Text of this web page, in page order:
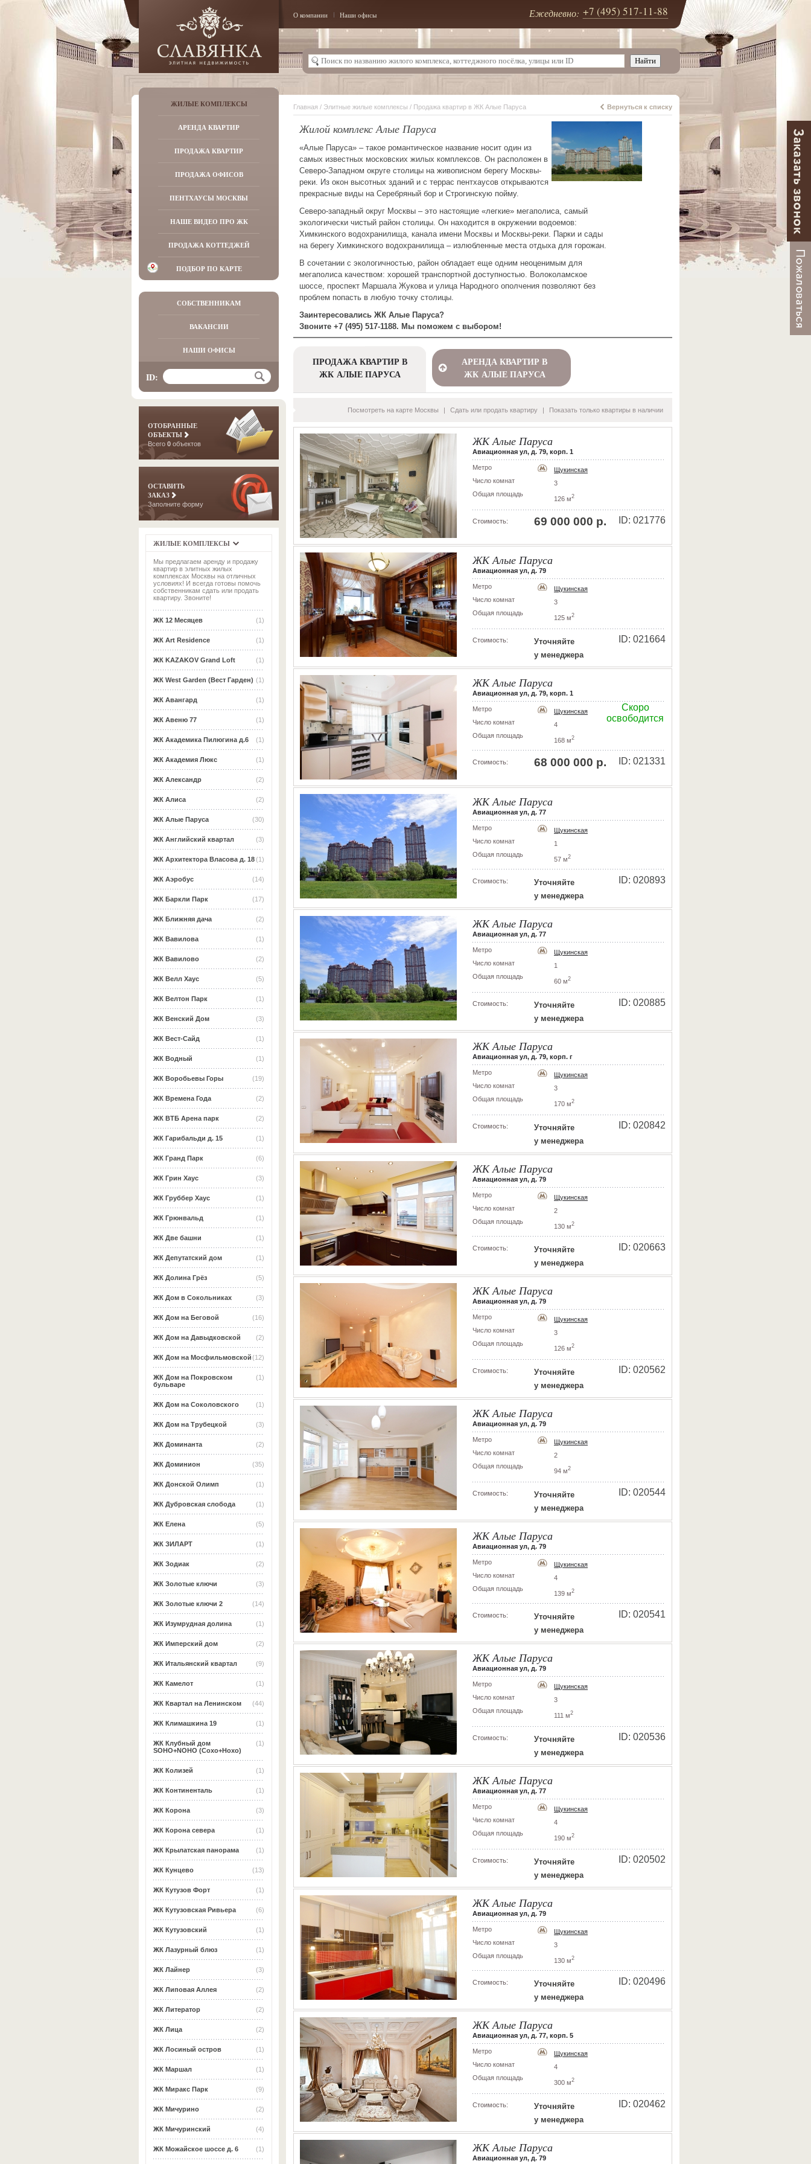
О компании Наши офисы Ежедневно: +7 (495) 517-11-88
ЖИЛЫЕ КОМПЛЕКСЫ
АРЕНДА КВАРТИР
ПРОДАЖА КВАРТИР
ПРОДАЖА ОФИСОВ
ПЕНТХАУСЫ МОСКВЫ
НАШЕ ВИДЕО ПРО ЖК
ПРОДАЖА КОТТЕДЖЕЙ
ПОДБОР ПО КАРТЕ
СОБСТВЕННИКАМ
ВАКАНСИИ
НАШИ ОФИСЫ
ID:
ОТОБРАННЫЕ
ОБЪЕКТЫ
Всего 0 объектов
ОСТАВИТЬ
ЗАКАЗ
Заполните форму
ЖИЛЫЕ КОМПЛЕКСЫ
Мы предлагаем аренду и продажу
квартир в элитных жилых
комплексах Москвы на отличных
условиях! И всегда готовы помочь
собственникам сдать или продать
квартиру. Звоните!
(1)
ЖК 12 Месяцев
(1)
ЖК Art Residence
(1)
ЖК KAZAKOV Grand Loft
(1)
ЖК West Garden (Вест Гарден)
(1)
ЖК Авангард
(1)
ЖК Авеню 77
(1)
ЖК Академика Пилюгина д.6
(1)
ЖК Академия Люкс
(2)
ЖК Александр
(2)
ЖК Алиса
(30)
ЖК Алые Паруса
(3)
ЖК Английский квартал
(1)
ЖК Архитектора Власова д. 18
(14)
ЖК Аэробус
(17)
ЖК Баркли Парк
(2)
ЖК Ближняя дача
(1)
ЖК Вавилова
(2)
ЖК Вавилово
(5)
ЖК Велл Хаус
(1)
ЖК Велтон Парк
(3)
ЖК Венский Дом
(1)
ЖК Вест-Сайд
(1)
ЖК Водный
(19)
ЖК Воробьевы Горы
(2)
ЖК Времена Года
(2)
ЖК ВТБ Арена парк
(1)
ЖК Гарибальди д. 15
(6)
ЖК Гранд Парк
(3)
ЖК Грин Хаус
(1)
ЖК Груббер Хаус
(1)
ЖК Грюнвальд
(1)
ЖК Две башни
(1)
ЖК Депутатский дом
(5)
ЖК Долина Грёз
(3)
ЖК Дом в Сокольниках
(16)
ЖК Дом на Беговой
(2)
ЖК Дом на Давыдковской
(12)
ЖК Дом на Мосфильмовской
(1)
ЖК Дом на Покровском
бульваре
(1)
ЖК Дом на Соколовского
(3)
ЖК Дом на Трубецкой
(2)
ЖК Доминанта
(35)
ЖК Доминион
(1)
ЖК Донской Олимп
(1)
ЖК Дубровская слобода
(5)
ЖК Елена
(1)
ЖК ЗИЛАРТ
(2)
ЖК Зодиак
(3)
ЖК Золотые ключи
(14)
ЖК Золотые ключи 2
(1)
ЖК Изумрудная долина
(2)
ЖК Имперский дом
(9)
ЖК Итальянский квартал
(1)
ЖК Камелот
(44)
ЖК Квартал на Ленинском
(1)
ЖК Климашкина 19
(1)
ЖК Клубный дом
SOHO+NOHO (Сохо+Нохо)
(1)
ЖК Колизей
(1)
ЖК Континенталь
(3)
ЖК Корона
(1)
ЖК Корона севера
(1)
ЖК Крылатская панорама
(13)
ЖК Кунцево
(1)
ЖК Кутузов Форт
(6)
ЖК Кутузовская Ривьера
(1)
ЖК Кутузовский
(1)
ЖК Лазурный блюз
(3)
ЖК Лайнер
(2)
ЖК Липовая Аллея
(2)
ЖК Литератор
(2)
ЖК Лица
(1)
ЖК Лосиный остров
(1)
ЖК Маршал
(9)
ЖК Миракс Парк
(2)
ЖК Мичурино
(4)
ЖК Мичуринский
(1)
ЖК Можайское шоссе д. 6
Главная / Элитные жилые комплексы / Продажа квартир в ЖК Алые Паруса Вернуться к списку
Жилой комплекс Алые Паруса
«Алые Паруса» – такое романтическое название носит один из
самых известных московских жилых комплексов. Он расположен в
Северо-Западном округе столицы на живописном берегу Москвы-
реки. Из окон высотных зданий и с террас пентхаусов открываются
прекрасные виды на Серебряный бор и Строгинскую пойму.
Северо-западный округ Москвы – это настоящие «легкие» мегаполиса, самый
экологически чистый район столицы. Он находится в окружении водоемов:
Химкинского водохранилища, канала имени Москвы и Москвы-реки. Парки и сады
на берегу Химкинского водохранилища – излюбленные места отдыха для горожан.
В сочетании с экологичностью, район обладает еще одним неоценимым для
мегаполиса качеством: хорошей транспортной доступностью. Волоколамское
шоссе, проспект Маршала Жукова и улица Народного ополчения позволяют без
проблем попасть в любую точку столицы.
Заинтересовались ЖК Алые Паруса?
Звоните +7 (495) 517-1188. Мы поможем с выбором!
ПРОДАЖА КВАРТИР В
ЖК АЛЫЕ ПАРУСА
АРЕНДА КВАРТИР В
ЖК АЛЫЕ ПАРУСА
Посмотреть на карте Москвы | Сдать или продать квартиру | Показать только квартиры в наличии
ЖК Алые Паруса
Авиационная ул, д. 79, корп. 1
Метро
Щукинская
Число комнат
3
Общая площадь
126 м2
ID: 021776
Стоимость: 69 000 000 р.
ЖК Алые Паруса
Авиационная ул, д. 79
Метро
Щукинская
Число комнат
3
Общая площадь
125 м2
ID: 021664
Стоимость:
Уточняйте
у менеджера
ЖК Алые Паруса
Авиационная ул, д. 79, корп. 1
Скоро
освободится
Метро
Щукинская
Число комнат
4
Общая площадь
168 м2
ID: 021331
Стоимость: 68 000 000 р.
ЖК Алые Паруса
Авиационная ул, д. 77
Метро
Щукинская
Число комнат
1
Общая площадь
57 м2
ID: 020893
Стоимость:
Уточняйте
у менеджера
ЖК Алые Паруса
Авиационная ул, д. 77
Метро
Щукинская
Число комнат
1
Общая площадь
60 м2
ID: 020885
Стоимость:
Уточняйте
у менеджера
ЖК Алые Паруса
Авиационная ул, д. 79, корп. г
Метро
Щукинская
Число комнат
3
Общая площадь
170 м2
ID: 020842
Стоимость:
Уточняйте
у менеджера
ЖК Алые Паруса
Авиационная ул, д. 79
Метро
Щукинская
Число комнат
2
Общая площадь
130 м2
ID: 020663
Стоимость:
Уточняйте
у менеджера
ЖК Алые Паруса
Авиационная ул, д. 79
Метро
Щукинская
Число комнат
3
Общая площадь
126 м2
ID: 020562
Стоимость:
Уточняйте
у менеджера
ЖК Алые Паруса
Авиационная ул, д. 79
Метро
Щукинская
Число комнат
2
Общая площадь
94 м2
ID: 020544
Стоимость:
Уточняйте
у менеджера
ЖК Алые Паруса
Авиационная ул, д. 79
Метро
Щукинская
Число комнат
4
Общая площадь
139 м2
ID: 020541
Стоимость:
Уточняйте
у менеджера
ЖК Алые Паруса
Авиационная ул, д. 79
Метро
Щукинская
Число комнат
3
Общая площадь
111 м2
ID: 020536
Стоимость:
Уточняйте
у менеджера
ЖК Алые Паруса
Авиационная ул, д. 77
Метро
Щукинская
Число комнат
4
Общая площадь
190 м2
ID: 020502
Стоимость:
Уточняйте
у менеджера
ЖК Алые Паруса
Авиационная ул, д. 79
Метро
Щукинская
Число комнат
3
Общая площадь
130 м2
ID: 020496
Стоимость:
Уточняйте
у менеджера
ЖК Алые Паруса
Авиационная ул, д. 77, корп. 5
Метро
Щукинская
Число комнат
4
Общая площадь
300 м2
ID: 020462
Стоимость:
Уточняйте
у менеджера
ЖК Алые Паруса
Авиационная ул, д. 79